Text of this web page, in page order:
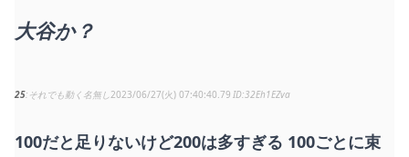
大谷か？
25 それでも動く名無し2023/06/27(火) 07:40:40.79 32Eh1EZva
100だと足りないけど200は多すぎる 100ごとに束